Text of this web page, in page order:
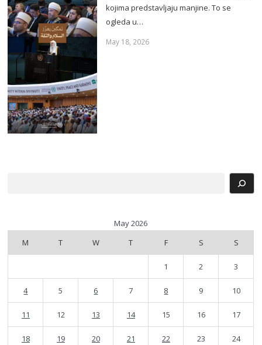
kojima predstavljaju manjine. To se
ogleda u…
May 18, 2026
May 2026
M
T W T F S S
1 2 3
4 5 6 7 8 9 10
11 12 13 14 15 16 17
18 19 20 21 22 23 24